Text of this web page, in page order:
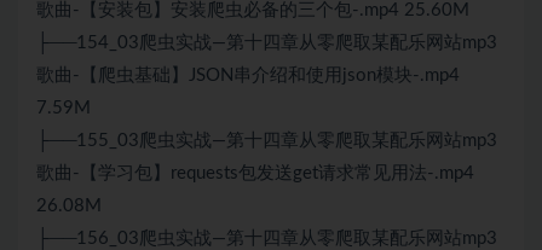
歌曲-【安装包】安装爬虫必备的三个包-.mp4 25.60M
├──154_03爬虫实战—第十四章从零爬取某配乐网站mp3
歌曲-【爬虫基础】JSON串介绍和使用json模块-.mp4
7.59M
├──155_03爬虫实战—第十四章从零爬取某配乐网站mp3
歌曲-【学习包】requests包发送get请求常见用法-.mp4
26.08M
├──156_03爬虫实战—第十四章从零爬取某配乐网站mp3